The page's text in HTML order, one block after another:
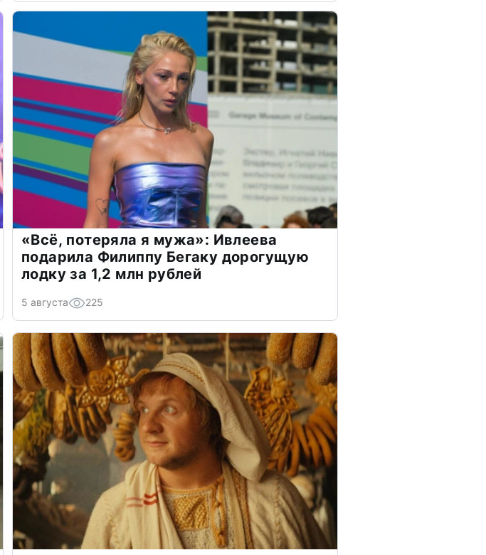
«Всё, потеряла я мужа»: Ивлеева
подарила Филиппу Бегаку дорогущую
лодку за 1,2 млн рублей
5 августа 225